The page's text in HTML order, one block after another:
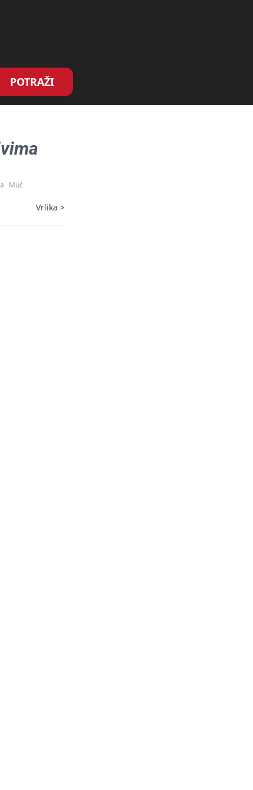
POTRAŽI
Muć
Vrlika >